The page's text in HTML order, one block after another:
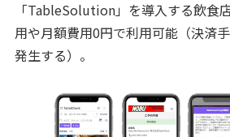
「TableSolution」を導入する飲食
用や月額費用0円で利用可能（決済
発生する）。